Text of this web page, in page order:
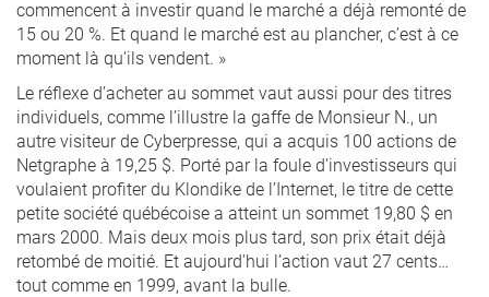
commencent à investir quand le marché a déjà remonté de
15 ou 20 %. Et quand le marché est au plancher, c’est à ce
moment là qu’ils vendent. »
Le réflexe d’acheter au sommet vaut aussi pour des titres
individuels, comme l’illustre la gaffe de Monsieur N., un
autre visiteur de Cyberpresse, qui a acquis 100 actions de
Netgraphe à 19,25 $. Porté par la foule d’investisseurs qui
voulaient profiter du Klondike de l’Internet, le titre de cette
petite société québécoise a atteint un sommet 19,80 $ en
mars 2000. Mais deux mois plus tard, son prix était déjà
retombé de moitié. Et aujourd’hui l’action vaut 27 cents…
tout comme en 1999, avant la bulle.